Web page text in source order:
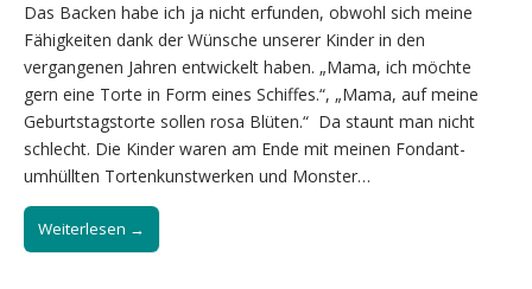
Das Backen habe ich ja nicht erfunden, obwohl sich meine
Fähigkeiten dank der Wünsche unserer Kinder in den
vergangenen Jahren entwickelt haben. „Mama, ich möchte
gern eine Torte in Form eines Schiffes.“, „Mama, auf meine
Geburtstagstorte sollen rosa Blüten.“ Da staunt man nicht
schlecht. Die Kinder waren am Ende mit meinen Fondant-
umhüllten Tortenkunstwerken und Monster…
Weiterlesen →